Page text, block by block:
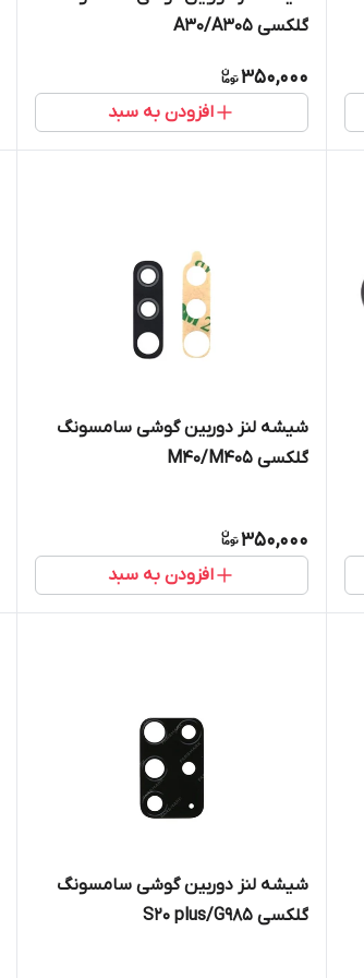
گلکسی A30/A305
350,000
افزودن به سبد
شیشه لنز دوربین گوشی سامسونگ
گلکسی M40/M405
350,000
افزودن به سبد
شیشه لنز دوربین گوشی سامسونگ
گلکسی S20 plus/G985